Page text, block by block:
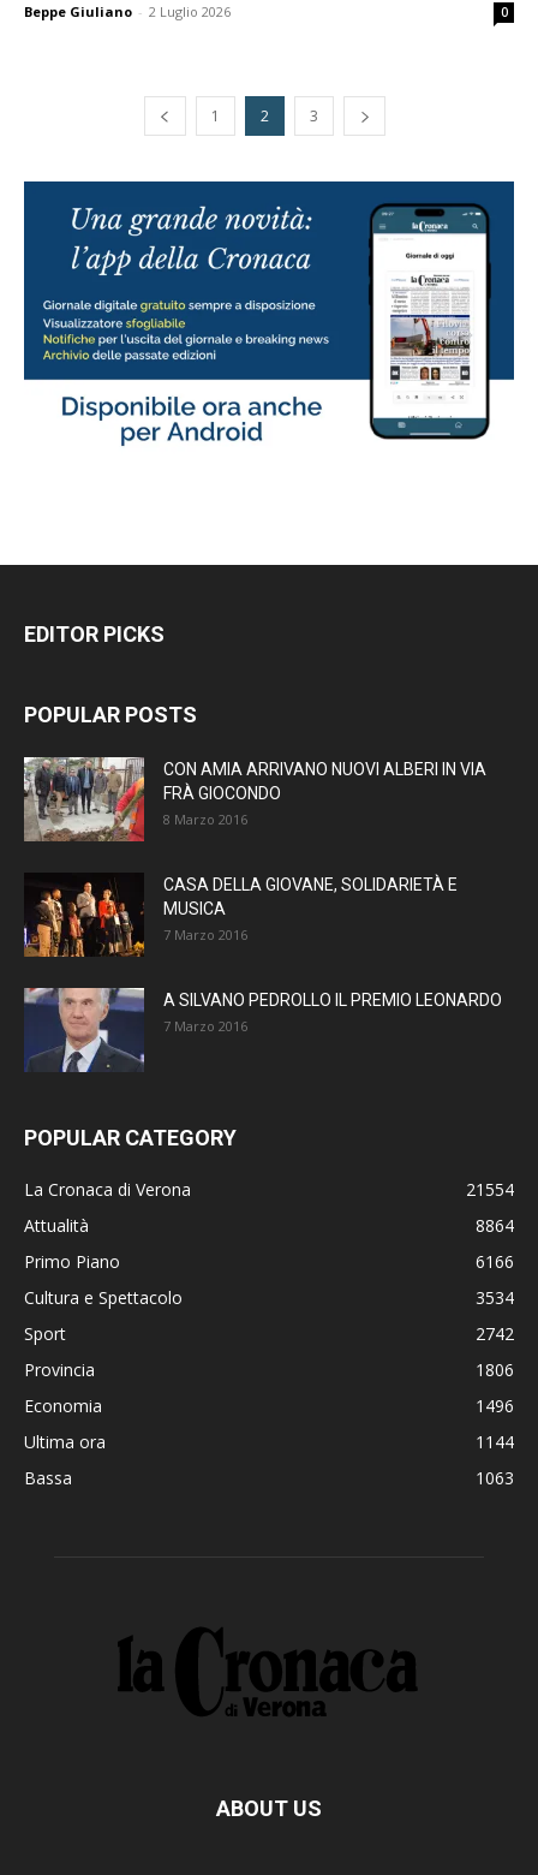
Beppe Giuliano - 2 Luglio 2026 0
1 2 3
EDITOR PICKS
POPULAR POSTS
CON AMIA ARRIVANO NUOVI ALBERI IN VIA
FRÀ GIOCONDO
8 Marzo 2016
CASA DELLA GIOVANE, SOLIDARIETÀ E
MUSICA
7 Marzo 2016
A SILVANO PEDROLLO IL PREMIO LEONARDO
7 Marzo 2016
POPULAR CATEGORY
La Cronaca di Verona
21554
Attualità
8864
Primo Piano
6166
Cultura e Spettacolo
3534
Sport
2742
Provincia
1806
Economia
1496
Ultima ora
1144
Bassa
1063
ABOUT US